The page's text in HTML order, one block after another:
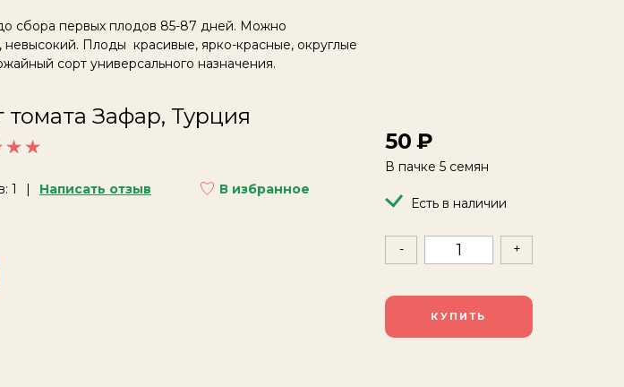
сбора первых плодов 85-87 дней. Можно
Плоды красивые, ярко-красные, округлые
сорт универсального назначения.
томата Зафар, Турция
1 Написать отзыв В избранное
50
В пачке 5 семян
Есть в наличии
- +